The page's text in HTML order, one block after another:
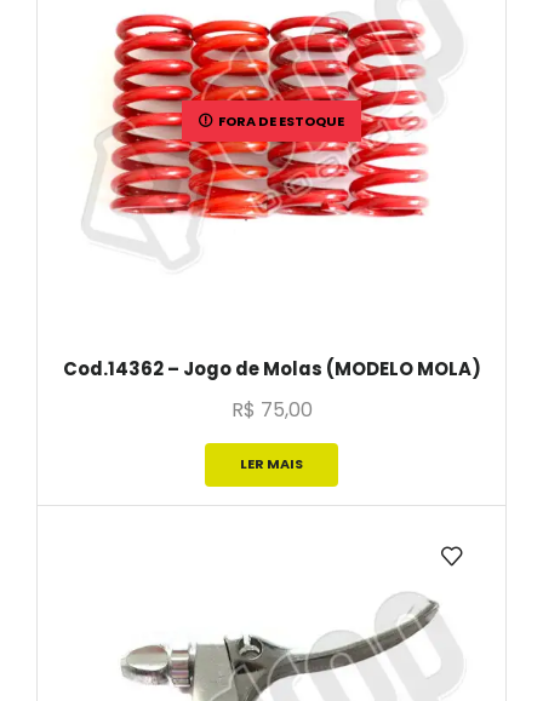
FORA DE ESTOQUE
Cod.14362 – Jogo de Molas (MODELO MOLA)
R$ 75,00
LER MAIS